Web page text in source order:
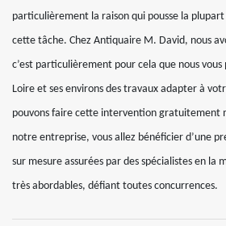
particulièrement la raison qui pousse la
cette tâche. Chez Antiquaire M. David, nous
c’est particulièrement pour cela que nous vous
Loire et ses environs des travaux adapter à
pouvons faire cette intervention gratuitement
notre entreprise, vous allez bénéficier d’une
sur mesure assurées par des spécialistes en la
très abordables, défiant toutes concurrences.